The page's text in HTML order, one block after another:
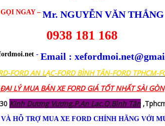
GỌI NGAY – Mr. NGUYỄN VĂN THẮNG
0938 181 168
- Email :
FORD AN LẠC-FORD BÌNH TÂN-FORD TPHCM-
ĐẠI LÝ MUA BÁN XE FORD GIÁ TỐT NHẤT SÀI GÒN
Kinh Dương Vương,P.An Lạc,Q.Bình Tân
HỖ TRỢ MUA XE FORD CHÍNH HÃNG VỚI